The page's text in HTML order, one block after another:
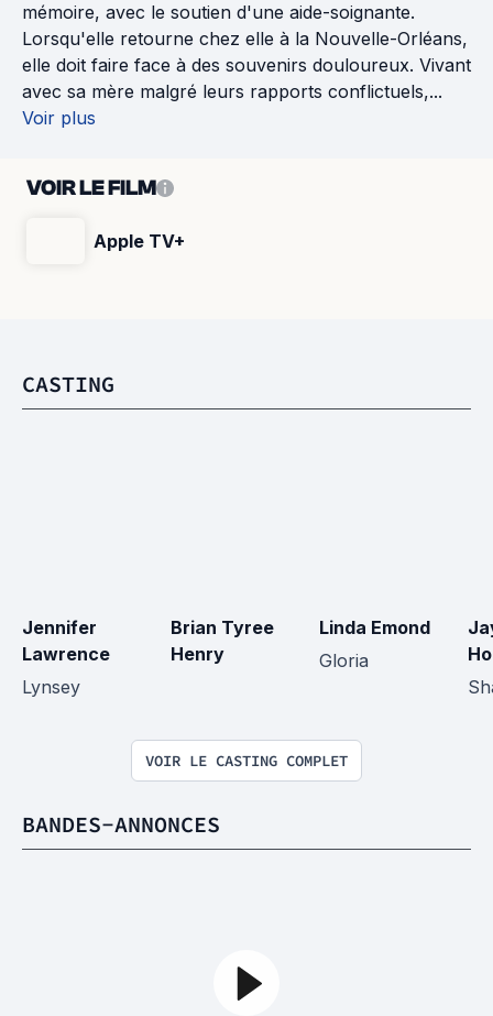
mémoire, avec le soutien d'une aide-soignante.
Lorsqu'elle retourne chez elle à la Nouvelle-Orléans,
elle doit faire face à des souvenirs douloureux. Vivant
avec sa mère malgré leurs rapports conflictuels,...
Voir plus
VOIR LE FILM
Apple TV+
CASTING
Jennifer
Lawrence
Lynsey
Brian Tyree
Henry
Linda Emond
Gloria
VOIR LE CASTING COMPLET
BANDES-ANNONCES